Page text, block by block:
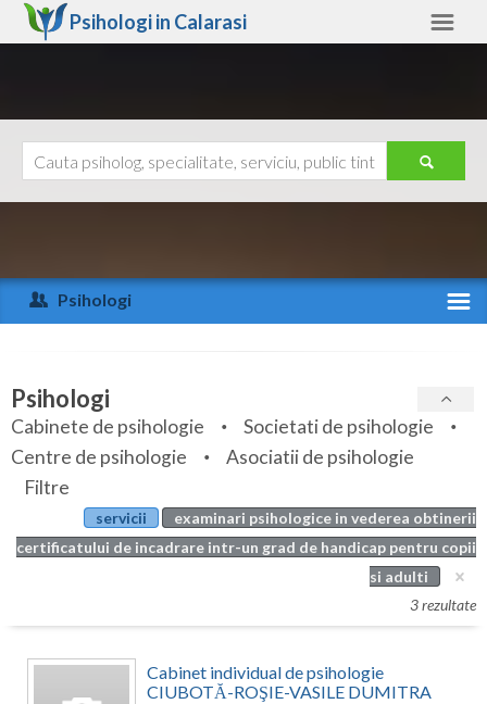
Psihologi in Calarasi
Arad
Arges
Bihor
Bistrita-Nasaud
Botosani
Braila
Bucuresti
Ajutor
Psihologi
Specialitati
Servicii
Articole
Evenimente
Psihologi
Cabinete de psihologie
Societati de psihologie
Centre de psihologie
Asociatii de psihologie
Filtre
servicii
examinari psihologice in vederea obtinerii
certificatului de incadrare intr-un grad de handicap pentru copii
si adulti
3 rezultate
Cabinet individual de psihologie
CIUBOTĂ-ROŞIE-VASILE DUMITRA